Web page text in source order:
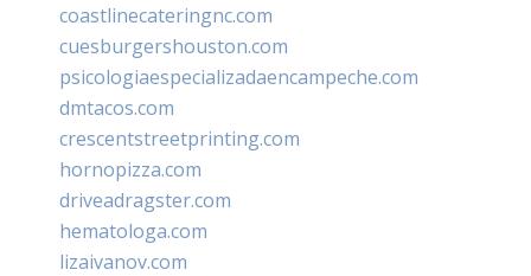
coastlinecateringnc.com
cuesburgershouston.com
psicologiaespecializadaencampeche.com
dmtacos.com
crescentstreetprinting.com
hornopizza.com
driveadragster.com
hematologa.com
lizaivanov.com